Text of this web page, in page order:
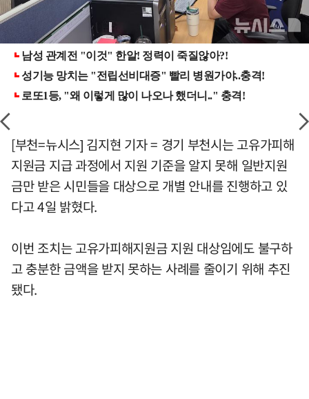
[부천=뉴시스] 김지현 기자 = 경기 부천시는 고유가피해
지원금 지급 과정에서 지원 기준을 알지 못해 일반지원
금만 받은 시민들을 대상으로 개별 안내를 진행하고 있
다고 4일 밝혔다.
이번 조치는 고유가피해지원금 지원 대상임에도 불구하
고 충분한 금액을 받지 못하는 사례를 줄이기 위해 추진
됐다.